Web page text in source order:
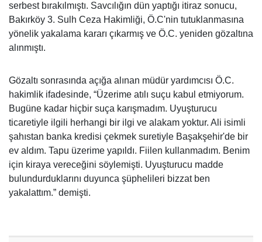
serbest bırakılmıştı. Savcılığın dün yaptığı itiraz sonucu,
Bakırköy 3. Sulh Ceza Hakimliği, Ö.C'nin tutuklanmasına
yönelik yakalama kararı çıkarmış ve Ö.C. yeniden gözaltına
alınmıştı.
Gözaltı sonrasında açığa alınan müdür yardımcısı Ö.C.
hakimlik ifadesinde, “Üzerime atılı suçu kabul etmiyorum.
Bugüne kadar hiçbir suça karışmadım. Uyuşturucu
ticaretiyle ilgili herhangi bir ilgi ve alakam yoktur. Ali isimli
şahıstan banka kredisi çekmek suretiyle Başakşehir'de bir
ev aldım. Tapu üzerime yapıldı. Fiilen kullanmadım. Benim
için kiraya vereceğini söylemişti. Uyuşturucu madde
bulundurduklarını duyunca şüphelileri bizzat ben
yakalattım.” demişti.